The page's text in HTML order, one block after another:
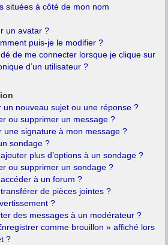
situées à côté de mon nom
un avatar ?
puis-je le modifier ?
de me connecter lorsque je clique sur
d’un utilisateur ?
un nouveau sujet ou une réponse ?
ou supprimer un message ?
une signature à mon message ?
sondage ?
plus d’options à un sondage ?
ou supprimer un sondage ?
à un forum ?
de pièces jointes ?
?
des messages à un modérateur ?
comme brouillon » affiché lors
?